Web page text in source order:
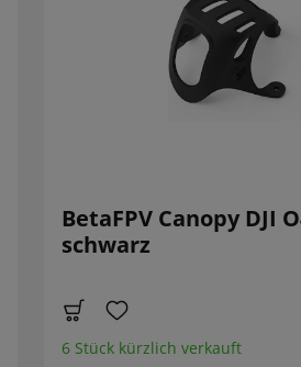
BetaFPV Canopy DJI
schwarz
6 Stück kürzlich verkauft